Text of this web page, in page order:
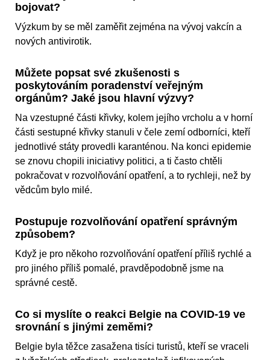
bojovat?
Výzkum by se měl zaměřit zejména na vývoj vakcín a
nových antivirotik.
Můžete popsat své zkušenosti s
poskytováním poradenství veřejným
orgánům? Jaké jsou hlavní výzvy?
Na vzestupné části křivky, kolem jejího vrcholu a v horní
části sestupné křivky stanuli v čele zemí odborníci, kteří
jednotlivé státy provedli karanténou. Na konci epidemie
se znovu chopili iniciativy politici, a ti často chtěli
pokračovat v rozvolňování opatření, a to rychleji, než by
vědcům bylo milé.
Postupuje rozvolňování opatření správným
způsobem?
Když je pro někoho rozvolňování opatření příliš rychlé a
pro jiného příliš pomalé, pravděpodobně jsme na
správné cestě.
Co si myslíte o reakci Belgie na COVID-19 ve
srovnání s jinými zeměmi?
Belgie byla těžce zasažena tisíci turistů, kteří se vraceli